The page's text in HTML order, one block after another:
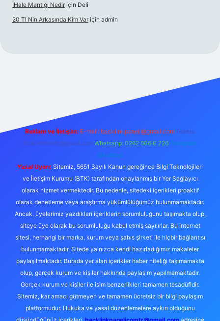
İHale Mantığı Nedir için Deli
20 Tl Nin Arkasında Kim Var için admin
Reklam ve İletişim: E-mail: backlinkpaneli@gmail.com Teams:
forumhizmeti@gmail.com Whatsapp: 0262 606 0 726 Telegram:
@karabul
Yasal Uyarı: Sitemiz, 5651 Sayılı Kanun gereğince Bilgi Teknolojileri
ve İletişim Kurumu (BTK) tarafından onaylanmış bir Yer Sağlayıcı
olarak hizmet vermektedir. Bu nedenle, sitedeki içerikleri proaktif
olarak denetleme veya araştırma yükümlülüğümüz bulunmamaktadır.
Ancak, üyelerimiz yazdıkları içeriklerin sorumluluğunu taşımakta olup,
siteye üye olarak bu sorumluluğu kabul etmiş sayılırlar. Bu internet
sitesi, herhangi bir marka, kurum veya şahıs şirketi ile hiçbir bağlantısı
bulunmamaktadır. Sitede yalnızca kendi hazırladığımız makaleler
paylaşılmaktadır. Burada yer alan içerikler haber niteliği taşımamakta
olup, gerçek kurum ve kişiler hakkında paylaşım yapılmamaktadır.
Gerçek kurum ve kişiler ile isim benzerlikleri tamamen tesadüfidir.
Sitemiz, kar amacı gütmeyen ve tamamen ücretsiz bir bilgi paylaşım
platformudur. Hukuka ve yasal düzenlemelere aykırı olduğunu